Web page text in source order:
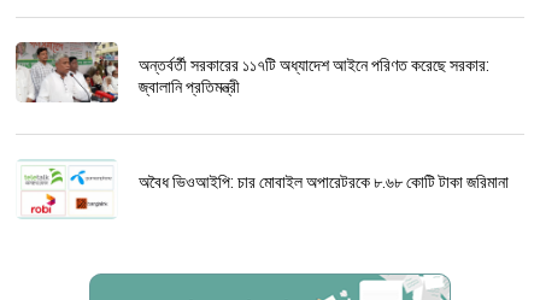
অন্তর্বর্তী সরকারের ১১৭টি অধ্যাদেশ আইনে পরিণত করেছে সরকার:
জ্বালানি প্রতিমন্ত্রী
অবৈধ ভিওআইপি: চার মোবাইল অপারেটরকে ৮.৬৮ কোটি টাকা জরিমানা